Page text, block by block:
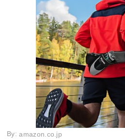
By:amazon.co.jp